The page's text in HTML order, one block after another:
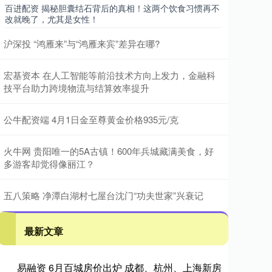
百进配资 揭秘胆囊结石背后的真相！这两个饮食习惯再不
改就晚了，尤其是女性！
沪深投 “鸿雁来”与“鸿雁来宾”差异在哪?
宏基资本 在人工智能等前沿技术方向上发力，金融科
技平台助力跨境物流与结算效率提升
公牛配资端 4月1日金至尊黄金价格935元/克
火牛网 贵阳唯一的5A古镇！600年兵城藏满美食，好
多游客却觉得像丽江？
五八策略 净潭白湖村七屋台沈门“功夫世家”兴衰记
最新文章
易融资 6月百城房价出炉 成都、杭州、上海新房